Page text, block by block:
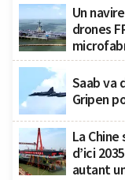
Un
drones
Saab va
Gripen
La
d’ici
autant